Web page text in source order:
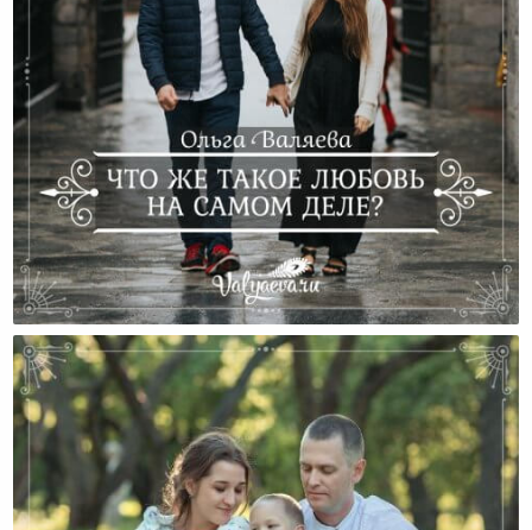
Что Же Такое Любовь На Самом Деле?